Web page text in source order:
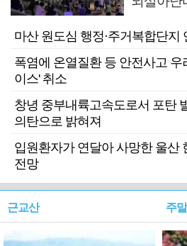
마산 원도심 행정·주거복합단지
폭염에 온열질환 등 안전사고 우
이스' 취소
창녕 중부내륙고속도로서 포탄
의탄으로 밝혀져
입원환자가 연달아 사망한 울산
전망
근교산 주